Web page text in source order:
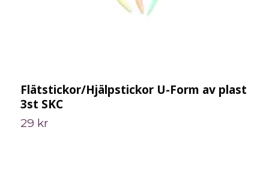
Flätstickor/Hjälpstickor U-Form av plast
3st SKC
29 kr